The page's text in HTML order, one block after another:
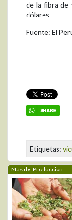
de la fibra de
dólares.
Fuente: El
Etiquetas:
Más de: Producción